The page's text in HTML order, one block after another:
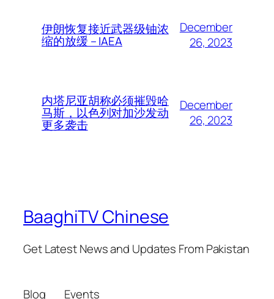
伊朗恢复接近武器级铀浓
缩的放缓 – IAEA
December
26, 2023
内塔尼亚胡称必须摧毁哈
马斯，以色列对加沙发动
更多袭击
December
26, 2023
BaaghiTV Chinese
Get Latest News and Updates From Pakistan
Blog Events